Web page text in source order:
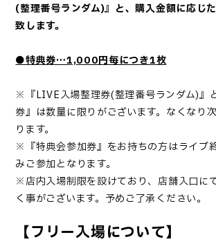
(整理番号ランダム)』と、購入金額に応じ
致します。
●特典券…1,000円毎につき1枚
※『LIVE入場整理券(整理番号ランダム)』
券』は数量に限りがございます。なくなり
ります。
※『特典会参加券』をお持ちの方はライブ
みご参加となります。
※店内入場制限を設けており、店舗入口に
く事がございます。予めご了承ください。
【フリー入場について】